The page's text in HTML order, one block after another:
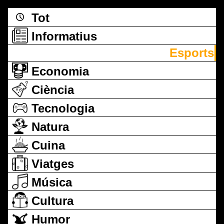
Tot
Informatius
Esports
Economia
Ciència
Tecnologia
Natura
Cuina
Viatges
Música
Cultura
Humor